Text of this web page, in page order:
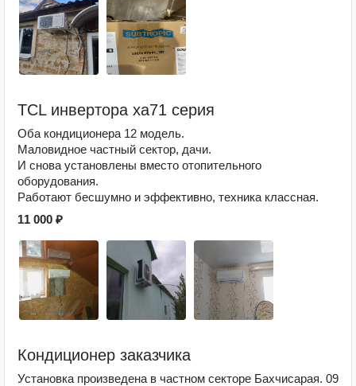
TCL инвертора xa71 серия
Оба кондиционера 12 модель.
Маловидное частный сектор, дачи.
И снова установлены вместо отопительного
оборудования.
Работают бесшумно и эффективно, техника классная.
11 000 ₽
Кондиционер заказчика
Установка произведена в частном секторе Бахчисарая. 09